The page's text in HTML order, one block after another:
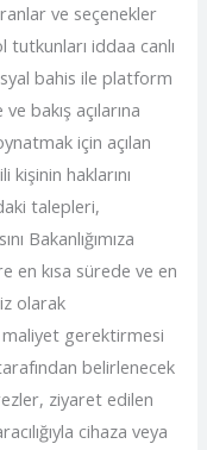
ve seçenekler
tutkunları iddaa canlı
bahis ile platform
bakış açılarına
için açılan
kişinin haklarını
talepleri,
Bakanlığımıza
en kısa sürede ve en
olarak
maliyet gerektirmesi
belirlenecek
ziyaret edilen
cihaza veya